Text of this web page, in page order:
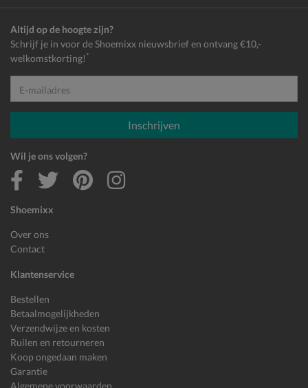
Shoemixx
Over ons
Contact
Klantenservice
Bestellen
Betaalmogelijkheden
Verzendwijze en kosten
Ruilen en retourneren
Koop ongedaan maken
Garantie
Altijd op de hoogte zijn?
Schrijf je in voor de Shoemixx nieuwsbrief en ontvang €10,-
welkomstkorting! *
E-mailadres
Inschrijven
Wil je ons volgen?